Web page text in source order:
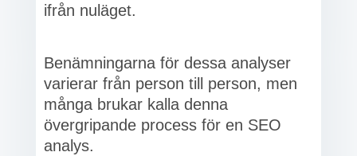
ifrån nuläget.
Benämningarna för dessa analyser
varierar från person till person, men
många brukar kalla denna
övergripande process för en SEO
analys.